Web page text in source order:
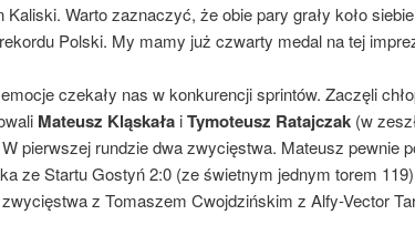
Kaliski. Warto zaznaczyć, że obie pary grały koło
Polski. My mamy już czwarty medal na tej
czekały nas w konkurencji sprintów. Zaczęli
Mateusz KląskałaiTymoteusz Ratajczak(w
pierwszej rundzie dwa zwycięstwa. Mateusz pewnie
ze Startu Gostyń 2:0 (ze świetnym jednym torem
z Tomaszem Cwojdzińskim z Alfy-Vector